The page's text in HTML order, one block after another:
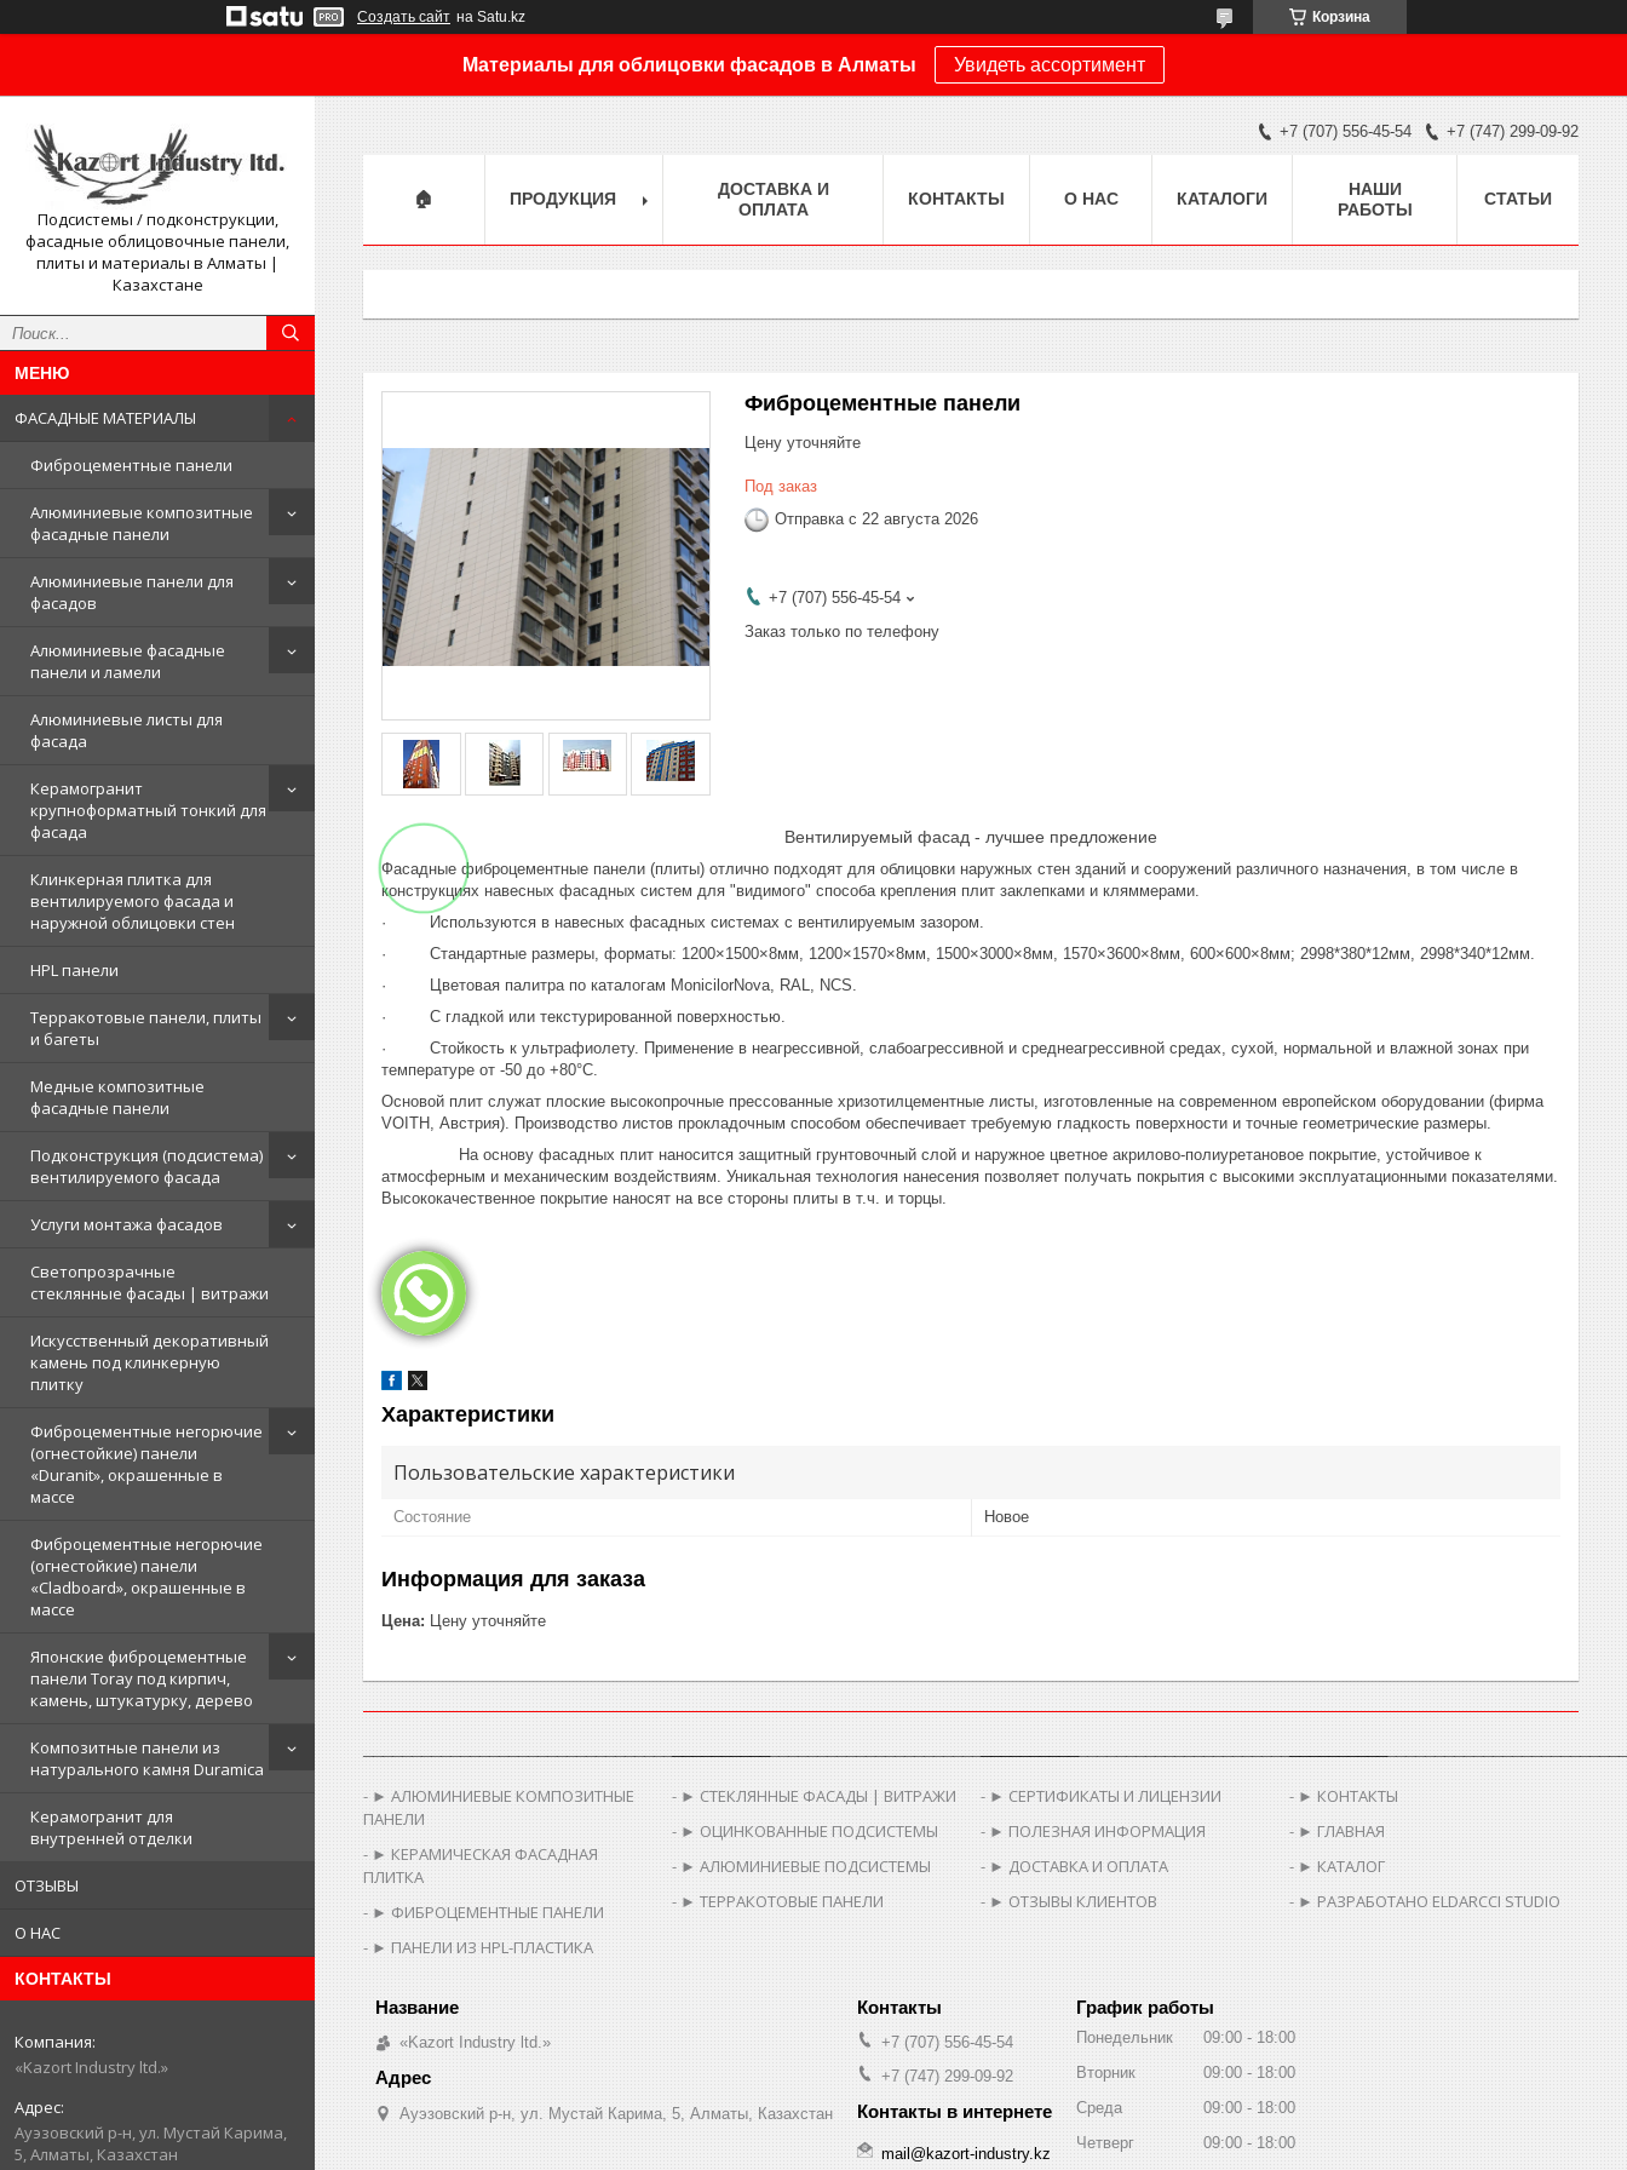
Создать сайт на Satu.kz Корзина
Материалы для облицовки фасадов в Алматы Увидеть ассортимент
Подсистемы / подконструкции,
фасадные облицовочные панели,
плиты и материалы в Алматы |
Казахстане
ФАСАДНЫЕ МАТЕРИАЛЫ
Фиброцементные панели
Алюминиевые композитные
фасадные панели
Алюминиевые панели для
фасадов
Алюминиевые фасадные
панели и ламели
Алюминиевые листы для
фасада
Керамогранит
крупноформатный тонкий для
фасада
Клинкерная плитка для
вентилируемого фасада и
наружной облицовки стен
HPL панели
Терракотовые панели, плиты
и багеты
Медные композитные
фасадные панели
Подконструкция (подсистема)
вентилируемого фасада
Услуги монтажа фасадов
Светопрозрачные
стеклянные фасады | витражи
Искусственный декоративный
камень под клинкерную
плитку
Фиброцементные негорючие
(огнестойкие) панели
«Duranit», окрашенные в
массе
Фиброцементные негорючие
(огнестойкие) панели
«Cladboard», окрашенные в
массе
Японские фиброцементные
панели Toray под кирпич,
камень, штукатурку, дерево
Композитные панели из
натурального камня Duramica
Керамогранит для
внутренней отделки
ОТЗЫВЫ
О НАС
КОНТАКТЫ
«Kazort Industry ltd.»
​Ауэзовский р-н, ул. Мустай Карима,
5, Алматы, Казахстан
+7 (707) 556-45-54 +7 (747) 299-09-92
🏠 ПРОДУКЦИЯ
ДОСТАВКА И
ОПЛАТА
КОНТАКТЫ О НАС КАТАЛОГИ
НАШИ
РАБОТЫ
СТАТЬИ
Фиброцементные панели
Цену уточняйте
Под заказ
Отправка с 22 августа 2026
+7 (707) 556-45-54
Заказ только по телефону
Вентилируемый фасад - лучшее предложение
Фасадные фиброцементные панели (плиты) отлично подходят для облицовки наружных стен зданий и сооружений различного назначения, в том числе в
конструкциях навесных фасадных систем для "видимого" способа крепления плит заклепками и кляммерами.
· Используются в навесных фасадных системах с вентилируемым зазором.
· Стандартные размеры, форматы: 1200×1500×8мм, 1200×1570×8мм, 1500×3000×8мм, 1570×3600×8мм, 600×600×8мм; 2998*380*12мм, 2998*340*12мм.
· Цветовая палитра по каталогам MonicilorNova, RAL, NCS.
· С гладкой или текстурированной поверхностью.
· Стойкость к ультрафиолету. Применение в неагрессивной, слабоагрессивной и среднеагрессивной средах, сухой, нормальной и влажной зонах при
температуре от -50 до +80°С.
Основой плит служат плоские высокопрочные прессованные хризотилцементные листы, изготовленные на современном европейском оборудовании (фирма
VOITH, Австрия). Производство листов прокладочным способом обеспечивает требуемую гладкость поверхности и точные геометрические размеры.
На основу фасадных плит наносится защитный грунтовочный слой и наружное цветное акрилово-полиуретановое покрытие, устойчивое к
атмосферным и механическим воздействиям. Уникальная технология нанесения позволяет получать покрытия с высокими эксплуатационными показателями.
Высококачественное покрытие наносят на все стороны плиты в т.ч. и торцы.
Характеристики
Пользовательские характеристики
Состояние Новое
Информация для заказа
Цена: Цену уточняйте
► АЛЮМИНИЕВЫЕ КОМПОЗИТНЫЕ
ПАНЕЛИ
► КЕРАМИЧЕСКАЯ ФАСАДНАЯ
ПЛИТКА
► ФИБРОЦЕМЕНТНЫЕ ПАНЕЛИ
► ПАНЕЛИ ИЗ HPL-ПЛАСТИКА
► СТЕКЛЯННЫЕ ФАСАДЫ | ВИТРАЖИ
► ОЦИНКОВАННЫЕ ПОДСИСТЕМЫ
► АЛЮМИНИЕВЫЕ ПОДСИСТЕМЫ
► ТЕРРАКОТОВЫЕ ПАНЕЛИ
► СЕРТИФИКАТЫ И ЛИЦЕНЗИИ
► ПОЛЕЗНАЯ ИНФОРМАЦИЯ
► ДОСТАВКА И ОПЛАТА
► ОТЗЫВЫ КЛИЕНТОВ
► КОНТАКТЫ
► ГЛАВНАЯ
► КАТАЛОГ
► РАЗРАБОТАНО ELDARCCI STUDIO
«Kazort Industry ltd.»
​Ауэзовский р-н, ул. Мустай Карима, 5, Алматы, Казахстан
+7 (707) 556-45-54
+7 (747) 299-09-92
mail@kazort-industry.kz
График работы
Понедельник 09:00
18:00
Вторник
09:00
18:00
Среда
09:00
18:00
Четверг
09:00
18:00